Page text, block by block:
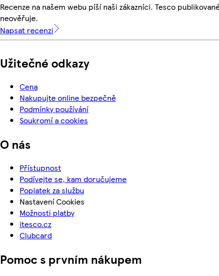
Recenze na našem webu píší naši zákazníci. Tesco
neověřuje.
Napsat recenzi
Užitečné odkazy
Cena
Nakupujte online bezpečně
Podmínky používání
Soukromí a cookies
O nás
Přístupnost
Podívejte se, kam doručujeme
Poplatek za službu
Nastavení Cookies
Možnosti platby
itesco.cz
Clubcard
Pomoc s prvním nákupem